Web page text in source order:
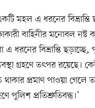
মহল এ ধরনের বিভ্রান্তি
বাহিনীর মনোবল নষ্ট
এ ধরনের বিভ্রান্তি
গ্রহণে তৎপর রয়েছে।
প্রমাণ পাওয়া গেলে
পুলিশ প্রতিশ্রুতিবদ্ধ।’